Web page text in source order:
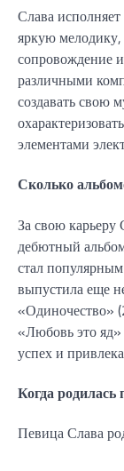
Слава
яркую мелодику,
сопровождение
различными
создавать свою
элементами
Сколько
За свою карьеру
дебютный
стал
выпустила еще
«Одиночество»
«Любовь это
успех и
Когда
Певица Слава